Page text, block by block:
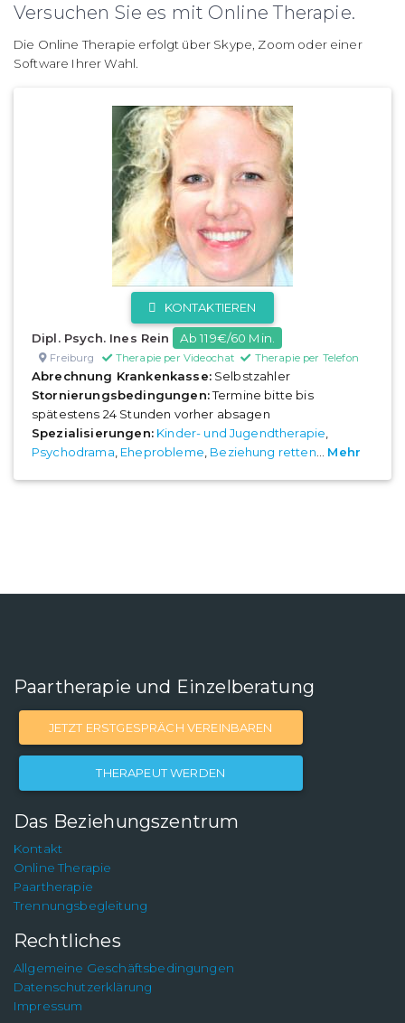
Versuchen Sie es mit Online Therapie.
Die Online Therapie erfolgt über Skype, Zoom oder einer
Software Ihrer Wahl.
KONTAKTIEREN
Dipl. Psych. Ines Rein Ab 119€/60 Min.
Freiburg Therapie per Videochat Therapie per Telefon
Abrechnung Krankenkasse:Selbstzahler
Stornierungsbedingungen:Termine bitte bis
spätestens 24 Stunden vorher absagen
Spezialisierungen: Kinder- und Jugendtherapie
Psychodrama Eheprobleme Beziehung retten Mehr
Paartherapie und Einzelberatung
JETZT ERSTGESPRÄCH VEREINBAREN
THERAPEUT WERDEN
Das Beziehungszentrum
Kontakt
Online Therapie
Paartherapie
Trennungsbegleitung
Rechtliches
Allgemeine Geschäftsbedingungen
Datenschutzerklärung
Impressum